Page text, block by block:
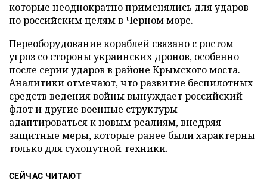
которые неоднократно применялись для ударов
по российским целям в Черном море.
Переоборудование кораблей связано с ростом
угроз со стороны украинских дронов, особенно
после серии ударов в районе Крымского моста.
Аналитики отмечают, что развитие беспилотных
средств ведения войны вынуждает российский
флот и другие военные структуры
адаптироваться к новым реалиям, внедряя
защитные меры, которые ранее были характерны
только для сухопутной техники.
СЕЙЧАС ЧИТАЮТ